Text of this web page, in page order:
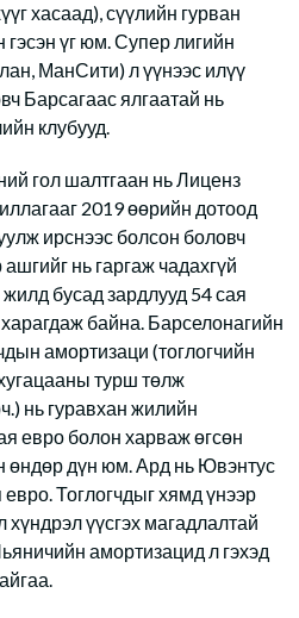
хасаад), сүүлийн гурван
үг юм. Супер лигийн
МанСити) л үүнээс илүү
Барсагаас ялгаатай нь
клубууд.
гол шалтгаан нь Лиценз
2019 өөрийн дотоод
ирснээс болсон боловч
нь гаргаж чадахгүй
бусад зардлууд 54 сая
байна. Барселонагийн
амортизаци (тоглогчийн
турш төлж
нь гуравхан жилийн
евро болон харваж өгсөн
өндөр дүн юм. Ард нь Ювэнтус
Тоглогчдыг хямд үнээр
хүндрэл үүсгэх магадлалтай
амортизацид л гэхэд